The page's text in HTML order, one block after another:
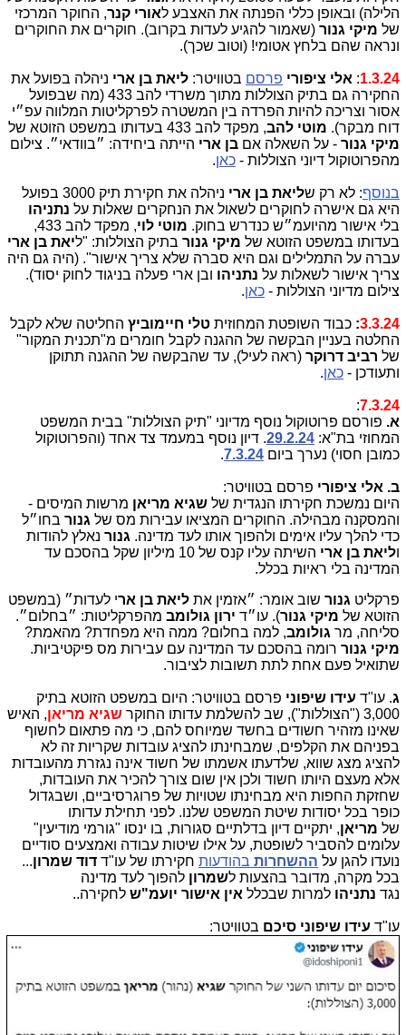
הלילה) ובאופן כללי הפנתה את האצבע לאורי קנר, החוקר המרכזי
של מיקי גנור (שאמור להגיע לעדות בקרוב). חוקרים את החוקרים
ונראה שהם בלחץ אטומי! (וטוב שכך).
1.3.24
: אלי ציפורי פרסם בטוויטר: ליאת בן ארי ניהלה בפועל את
החקירה גם בתיק הצוללות מתוך משרדי להב 433 (מה שבפועל
אסור וצריכה להיות הפרדה בין המשטרה לפרקליטות המלווה עפ״י
דוח מבקר). מוטי להב, מפקד להב 433 בעדותו במשפט הזוטא של
מיקי גנור - על השאלה אם בן ארי הייתה ביחידה: ״בוודאי״. צילום
מהפרוטוקול דיוני הצוללות - כאן.
בנוסף: לא רק שליאת בן ארי
ניהלה את חקירת תיק 3000 בפועל
היא גם אישרה לחוקרים לשאול את הנחקרים שאלות על נתניהו
בלי אישור מהיועמ״ש כנדרש בחוק. מוטי לוי
, מפקד להב 433,
בעדותו במשפט הזוטא של מיקי גנור בתיק הצוללות: "ליאת בן ארי
עברה על התמלילים וגם היא סברה שלא צריך אישור". (היה גם היה
צריך אישור לשאלות על נתניהו ובן ארי פעלה בניגוד לחוק יסוד).
צילום מדיוני הצוללות - כאן.
3.3.24
: כבוד השופטת המחוזית טלי חיימוביץ החליטה שלא לקבל
החלטה בעניין הבקשה של ההגנה לקבל חומרים מ"תכנית המקור"
של רביב דרוקר (ראה לעיל), עד שהבקשה של ההגנה תתוקן
ותעודכן - כאן.
7.3.24
:
א. פורסם פרוטוקול נוסף מדיוני "תיק הצוללות" בבית המשפט
המחוזי בת"א: 29.2.24. דיון נוסף במעמד צד אחד (והפרוטוקול
כמובן חסוי) נערך ביום 7.3.24
.
ב. אלי ציפורי פרסם בטוויטר:
היום נמשכת חקירתו הנגדית של שגיא מריאן מרשות המיסים -
והמסקנה מבהילה. החוקרים המציאו עבירות מס של גנור בחו״ל
כדי להלך עליו אימים ולהפוך אותו לעד מדינה. גנור נאלץ להודות
וליאת בן ארי
השיתה עליו קנס של 10 מיליון שקל בהסכם עד
המדינה בלי ראיות בכלל.
פרקליט גנור שוב אומר: ״אזמין את ליאת בן ארי לעדות״ (במשפט
הזוטא של מיקי גנור). עו״ד ירון גולומב מהפרקליטות: ״בחלום״.
סליחה, מר גולומב, למה בחלום? ממה היא מפחדת? מהאמת?
מיקי גנור רומה בהסכם עד המדינה עם עבירות מס פיקטיביות.
שתואיל פעם אחת לתת תשובות לציבור.
ג. עו"ד עידו שיפוני פרסם בטוויטר: היום במשפט הזוטא בתיק
3,000 ("הצוללות"), שב להשלמת עדותו החוקר
שגיא מריאן, האיש
שאינו מזהיר חשודים בחשד שמיוחס להם, כי מה פתאום לחשוף
בפניהם את הקלפים, שמבחינתו להציג עובדות שקריות זה לא
להציג מצג שווא, שלדעתו אשמתו של חשוד אינה נגזרת מהעובדות
אלא מעצם היותו חשוד ולכן אין שום צורך להכיר את העובדות,
שחזקת החפות היא מבחינתו שטויות של פרוגרסיביים, ושבגדול
כופר בכל יסודות שיטת המשפט שלנו. לפני תחילת עדותו
של מריאן, יתקיים דיון בדלתיים סגורות, בו ינסו "גורמי מודיעין"
עלומים להסביר לשופטת, על אילו שיטות עבודה ואמצעים סודיים
נועדו להגן על ההשחרות בהודעות חקירתו של עו"ד דוד שמרון...
בכל מקרה, מדובר בהצעות לשמרון להפוך לעד מדינה
נגד נתניהו למרות שבכלל אין אישור יועמ"ש לחקירה..
עו"ד עידו שיפוני סיכם בטוויטר: